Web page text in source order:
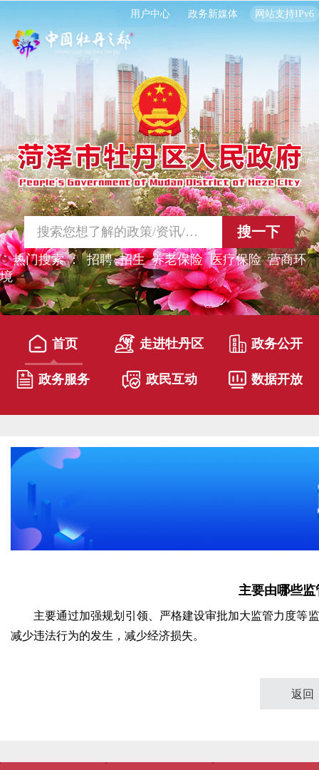
用户中心 政务新媒体 网站支持IPv6
搜一下
热门搜索 ： 招聘 招生 养老保险 医疗保险 营商环
境
首页 走进牡丹区 政务公开
政务服务 政民互动 数据开放
主要由哪些监
主要通过加强规划引领、严格建设审批加大监管力度等
减少违法行为的发生，减少经济损失。
返回